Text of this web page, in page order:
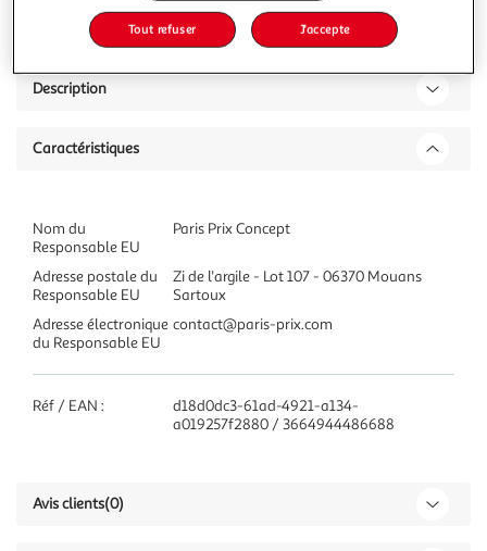
Description
Caractéristiques
Nom du
Responsable EU
Paris Prix Concept
Adresse postale du
Responsable EU
Zi de l'argile - Lot 107 - 06370 Mouans
Sartoux
Adresse électronique
du Responsable EU
contact@paris-prix.com
Réf / EAN :
d18d0dc3-61ad-4921-a134-
a019257f2880 / 3664944486688
Avis clients(0)
Tout refuser J'accepte